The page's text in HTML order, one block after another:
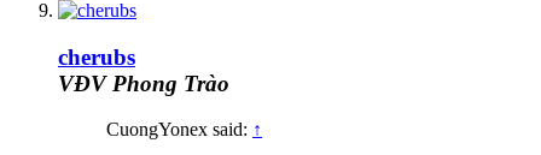
cherubs
VĐV Phong Trào
CuongYonex said: ↑